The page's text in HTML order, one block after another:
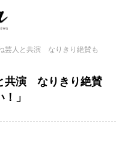
芸人と共演 なりきり絶賛も
共演 なりきり絶賛
」